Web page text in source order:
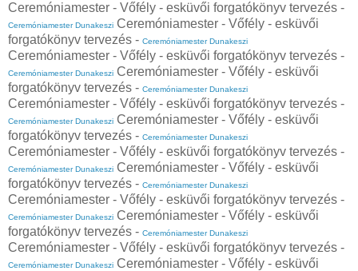
Ceremóniamester - Vőfély - esküvői forgatókönyv tervezés -
Ceremóniamester Dunakeszi Ceremóniamester - Vőfély - esküvői
forgatókönyv tervezés - Ceremóniamester Dunakeszi
Ceremóniamester - Vőfély - esküvői forgatókönyv tervezés -
Ceremóniamester Dunakeszi Ceremóniamester - Vőfély - esküvői
forgatókönyv tervezés - Ceremóniamester Dunakeszi
Ceremóniamester - Vőfély - esküvői forgatókönyv tervezés -
Ceremóniamester Dunakeszi Ceremóniamester - Vőfély - esküvői
forgatókönyv tervezés - Ceremóniamester Dunakeszi
Ceremóniamester - Vőfély - esküvői forgatókönyv tervezés -
Ceremóniamester Dunakeszi Ceremóniamester - Vőfély - esküvői
forgatókönyv tervezés - Ceremóniamester Dunakeszi
Ceremóniamester - Vőfély - esküvői forgatókönyv tervezés -
Ceremóniamester Dunakeszi Ceremóniamester - Vőfély - esküvői
forgatókönyv tervezés - Ceremóniamester Dunakeszi
Ceremóniamester - Vőfély - esküvői forgatókönyv tervezés -
Ceremóniamester Dunakeszi Ceremóniamester - Vőfély - esküvői